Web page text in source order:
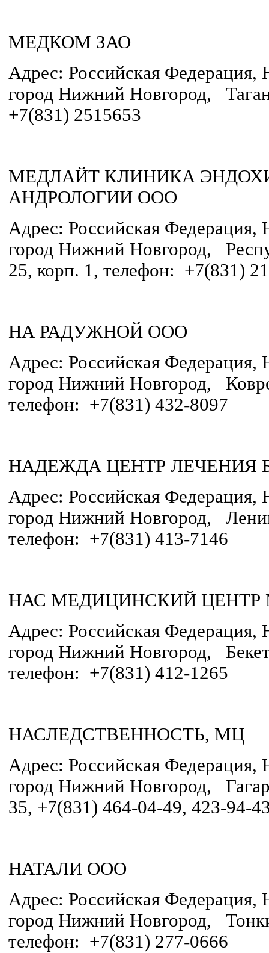
МЕДКОМ ЗАО
Адрес: Российская Федерация,
город Нижний Новгород,
+7(831) 2515653
МЕДЛАЙТ КЛИНИКА
АНДРОЛОГИИ ООО
Адрес: Российская Федерация,
город Нижний Новгород,
25, корп. 1, телефон: +7(831)
НА РАДУЖНОЙ ООО
Адрес: Российская Федерация,
город Нижний Новгород,
телефон: +7(831) 432-8097
НАДЕЖДА ЦЕНТР ЛЕЧЕНИЯ
Адрес: Российская Федерация,
город Нижний Новгород,
телефон: +7(831) 413-7146
НАС МЕДИЦИНСКИЙ ЦЕНТР
Адрес: Российская Федерация,
город Нижний Новгород,
телефон: +7(831) 412-1265
НАСЛЕДСТВЕННОСТЬ, МЦ
Адрес: Российская Федерация,
город Нижний Новгород,
35, +7(831) 464-04-49, 423-94-
НАТАЛИ ООО
Адрес: Российская Федерация,
город Нижний Новгород,
телефон: +7(831) 277-0666